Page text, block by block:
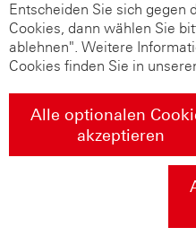
Entscheiden Sie sich gegen
Cookies, dann wählen Sie
ablehnen". Weitere
Cookies finden Sie in
Alle optionalen
akzeptieren